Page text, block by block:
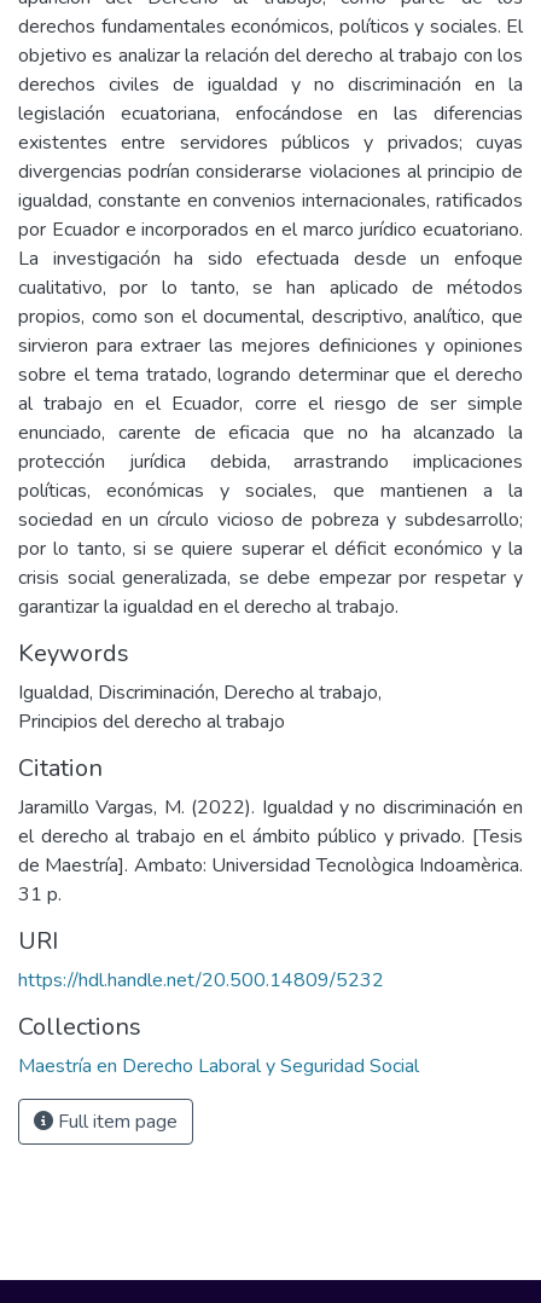
derechos fundamentales económicos, políticos y sociales. El
objetivo es analizar la relación del derecho al trabajo con los
derechos civiles de igualdad y no discriminación en la
legislación ecuatoriana, enfocándose en las diferencias
existentes entre servidores públicos y privados; cuyas
divergencias podrían considerarse violaciones al principio de
igualdad, constante en convenios internacionales, ratificados
por Ecuador e incorporados en el marco jurídico ecuatoriano.
La investigación ha sido efectuada desde un enfoque
cualitativo, por lo tanto, se han aplicado de métodos
propios, como son el documental, descriptivo, analítico, que
sirvieron para extraer las mejores definiciones y opiniones
sobre el tema tratado, logrando determinar que el derecho
al trabajo en el Ecuador, corre el riesgo de ser simple
enunciado, carente de eficacia que no ha alcanzado la
protección jurídica debida, arrastrando implicaciones
políticas, económicas y sociales, que mantienen a la
sociedad en un círculo vicioso de pobreza y subdesarrollo;
por lo tanto, si se quiere superar el déficit económico y la
crisis social generalizada, se debe empezar por respetar y
garantizar la igualdad en el derecho al trabajo.
Keywords
Igualdad, Discriminación, Derecho al trabajo,
Principios del derecho al trabajo
Citation
Jaramillo Vargas, M. (2022). Igualdad y no discriminación en
el derecho al trabajo en el ámbito público y privado. [Tesis
de Maestría]. Ambato: Universidad Tecnològica Indoamèrica.
31 p.
URI
https://hdl.handle.net/20.500.14809/5232
Collections
Maestría en Derecho Laboral y Seguridad Social
Full item page